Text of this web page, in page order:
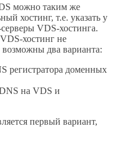
можно таким же
хостинг, т.е. указать у
VDS-хостинга.
хостинг не
возможны два варианта:
регистратора доменных
на VDS и
первый вариант,